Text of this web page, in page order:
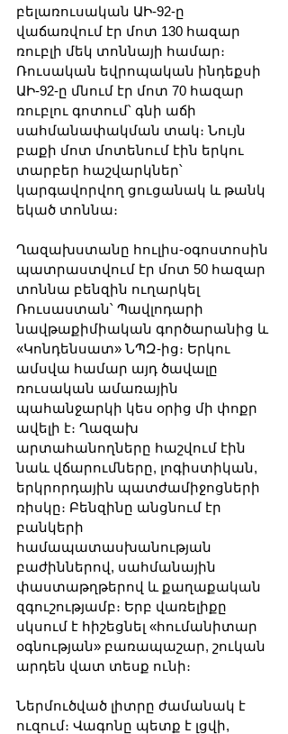
բելառուսական ԱԻ-92-ը
վաճառվում էր մոտ 130 հազար
ռուբլի մեկ տոննայի համար։
Ռուսական եվրոպական ինդեքսի
ԱԻ-92-ը մնում էր մոտ 70 հազար
ռուբլու գոտում՝ գնի աճի
սահմանափակման տակ։ Նույն
բաքի մոտ մոտենում էին երկու
տարբեր հաշվարկներ՝
կարգավորվող ցուցանակ և թանկ
եկած տոննա։
Ղազախստանը հուլիս-օգոստոսին
պատրաստվում էր մոտ 50 հազար
տոննա բենզին ուղարկել
Ռուսաստան՝ Պավլոդարի
նավթաքիմիական գործարանից և
«Կոնդենսատ» ՆՊԶ-ից։ Երկու
ամսվա համար այդ ծավալը
ռուսական ամառային
պահանջարկի կես օրից մի փոքր
ավելի է։ Ղազախ
արտահանողները հաշվում էին
նաև վճարումները, լոգիստիկան,
երկրորդային պատժամիջոցների
ռիսկը։ Բենզինը անցնում էր
բանկերի
համապատասխանության
բաժիններով, սահմանային
փաստաթղթերով և քաղաքական
զգուշությամբ։ Երբ վառելիքը
սկսում է հիշեցնել «հումանիտար
օգնության» բառապաշար, շուկան
արդեն վատ տեսք ունի։
Ներմուծված լիտրը ժամանակ է
ուզում։ Վագոնը պետք է լցվի,